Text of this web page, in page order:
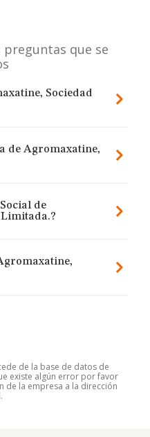
preguntas que se
Sociedad
de Agromaxatine,
de
de la base de datos de
existe algún error por favor
de la empresa a la dirección